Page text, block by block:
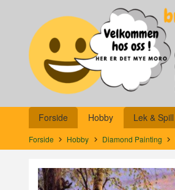
innholdet
Produkter
Forside Hobby Lek & Spill
Forside Hobby Diamond Painting